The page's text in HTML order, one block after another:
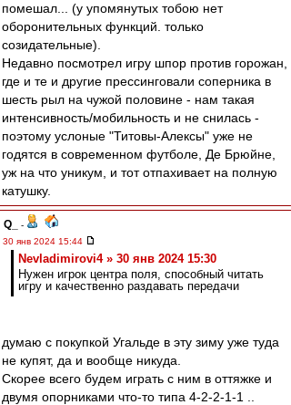
помешал... (у упомянутых тобою нет
оборонительных функций. только
созидательные).
Недавно посмотрел игру шпор против горожан,
где и те и другие прессинговали соперника в
шесть рыл на чужой половине - нам такая
интенсивность/мобильность и не снилась -
поэтому услоные "Титовы-Алексы" уже не
годятся в современном футболе, Де Брюйне,
уж на что уникум, и тот отпахивает на полную
катушку.
Q_
-
30 янв 2024 15:44
Nevladimirovi4 » 30 янв 2024 15:30
Нужен игрок центра поля, способный читать
игру и качественно раздавать передачи
думаю с покупкой Угальде в эту зиму уже туда
не купят, да и вообще никуда.
Скорее всего будем играть с ним в оттяжке и
двумя опорниками что-то типа 4-2-2-1-1 ..